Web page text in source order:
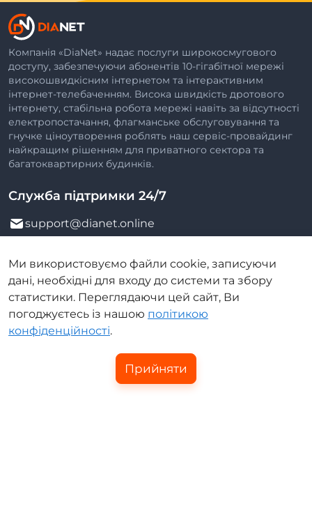
Компанія «DiaNet» надає послуги широкосмугового
доступу, забезпечуючи абонентів 10-гігабітної мережі
високошвидкісним інтернетом та інтерактивним
інтернет-телебаченням. Висока швидкість дротового
інтернету, стабільна робота мережі навіть за відсутності
електропостачання, флагманське обслуговування та
гнучке ціноутворення роблять наш сервіс-провайдинг
найкращим рішенням для приватного сектора та
багатоквартирних будинків.
Служба підтримки 24/7
support@dianet.online
Чат-підтримка
050 707 4114 068 707 4114
073 707 4114
Ми використовуємо файли cookie, записуючи
дані, необхідні для входу до системи та збору
статистики. Переглядаючи цей сайт, Ви
погоджуєтесь із нашою політикою
конфіденційності.
Прийняти